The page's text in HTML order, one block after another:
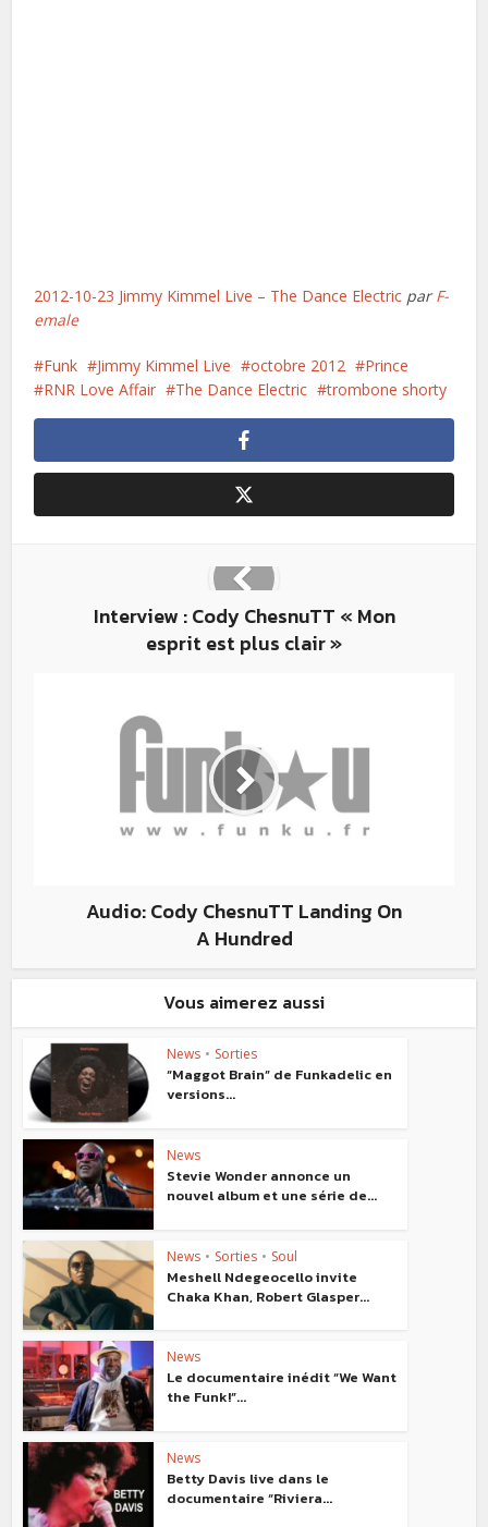
2012-10-23 Jimmy Kimmel Live – The Dance Electric parF-
emale
Funk Jimmy Kimmel Live octobre 2012
Prince
RNR Love Affair
The Dance Electric trombone shorty
Interview : Cody ChesnuTT « Mon
esprit est plus clair »
Audio: Cody ChesnuTT Landing On
A Hundred
Vous aimerez aussi
News • Sorties
“Maggot Brain” de Funkadelic en
versions...
News
Stevie Wonder annonce un
nouvel album et une série de...
News • Sorties • Soul
Meshell Ndegeocello invite
Chaka Khan, Robert Glasper...
News
Le documentaire inédit “We Want
the Funk!”...
News
Betty Davis live dans le
documentaire “Riviera...